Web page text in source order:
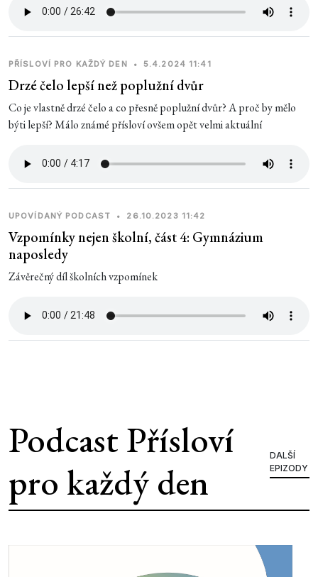
PŘÍSLOVÍ PRO KAŽDÝ DEN • 5.4.2024 11:41
Drzé čelo lepší než poplužní dvůr
Co je vlastně drzé čelo a co přesně poplužní dvůr? A proč by mělo
býti lepší? Málo známé přísloví ovšem opět velmi aktuální
UPOVÍDANÝ PODCAST • 26.10.2023 11:42
Vzpomínky nejen školní, část 4: Gymnázium
naposledy
Závěrečný díl školních vzpomínek
Podcast Přísloví
pro každý den
DALŠÍ
EPIZODY